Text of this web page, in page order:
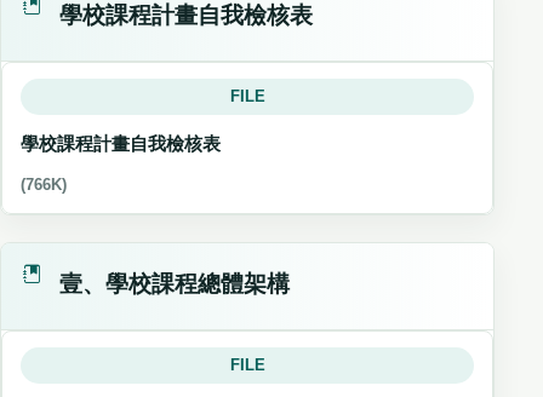
學校課程計畫自我檢核表
FILE
學校課程計畫自我檢核表
(766K)
壹、學校課程總體架構
FILE